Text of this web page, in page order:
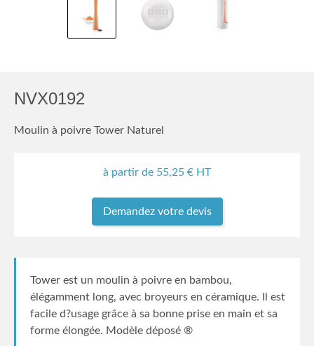
NVX0192
Moulin à poivre Tower Naturel
à partir de 55,25 € HT
Demandez votre devis
Tower est un moulin à poivre en bambou,
élégamment long, avec broyeurs en céramique. Il est
facile d?usage grâce à sa bonne prise en main et sa
forme élongée. Modèle déposé ®